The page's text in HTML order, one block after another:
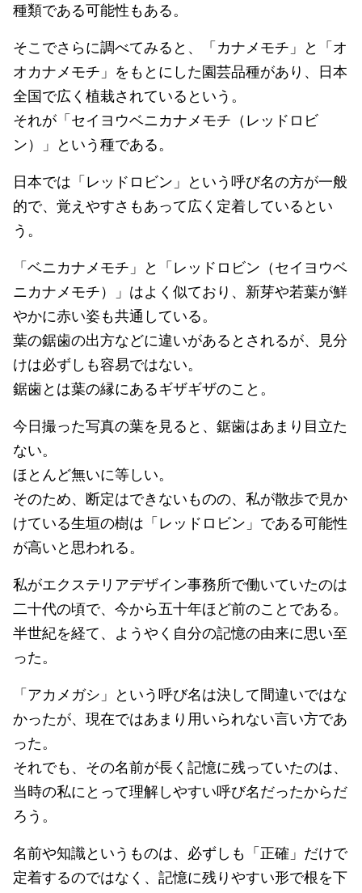
種類である可能性もある。
そこでさらに調べてみると、「カナメモチ」と「オ
オカナメモチ」をもとにした園芸品種があり、日本
全国で広く植栽されているという。
それが「セイヨウベニカナメモチ（レッドロビ
ン）」という種である。
日本では「レッドロビン」という呼び名の方が一般
的で、覚えやすさもあって広く定着しているとい
う。
「ベニカナメモチ」と「レッドロビン（セイヨウベ
ニカナメモチ）」はよく似ており、新芽や若葉が鮮
やかに赤い姿も共通している。
葉の鋸歯の出方などに違いがあるとされるが、見分
けは必ずしも容易ではない。
鋸歯とは葉の縁にあるギザギザのこと。
今日撮った写真の葉を見ると、鋸歯はあまり目立た
ない。
ほとんど無いに等しい。
そのため、断定はできないものの、私が散歩で見か
けている生垣の樹は「レッドロビン」である可能性
が高いと思われる。
私がエクステリアデザイン事務所で働いていたのは
二十代の頃で、今から五十年ほど前のことである。
半世紀を経て、ようやく自分の記憶の由来に思い至
った。
「アカメガシ」という呼び名は決して間違いではな
かったが、現在ではあまり用いられない言い方であ
った。
それでも、その名前が長く記憶に残っていたのは、
当時の私にとって理解しやすい呼び名だったからだ
ろう。
名前や知識というものは、必ずしも「正確」だけで
定着するのではなく、記憶に残りやすい形で根を下